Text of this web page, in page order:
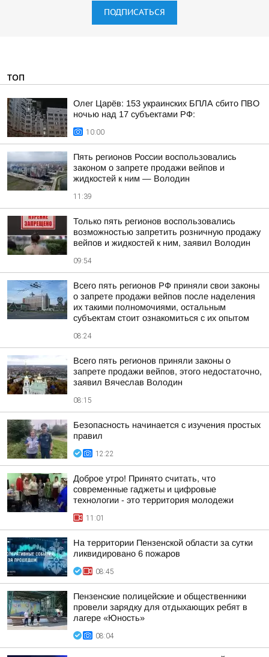
ПОДПИСАТЬСЯ
ТОП
Олег Царёв: 153 украинских БПЛА сбито ПВО
ночью над 17 субъектами РФ:
10:00
Пять регионов России воспользовались
законом о запрете продажи вейпов и
жидкостей к ним — Володин
11:39
Только пять регионов воспользовались
возможностью запретить розничную продажу
вейпов и жидкостей к ним, заявил Володин
09:54
Всего пять регионов РФ приняли свои законы
о запрете продажи вейпов после наделения
их такими полномочиями, остальным
субъектам стоит ознакомиться с их опытом
08:24
Всего пять регионов приняли законы о
запрете продажи вейпов, этого недостаточно,
заявил Вячеслав Володин
08:15
Безопасность начинается с изучения простых
правил
12:22
Доброе утро! Принято считать, что
современные гаджеты и цифровые
технологии - это территория молодежи
11:01
На территории Пензенской области за сутки
ликвидировано 6 пожаров
08:45
Пензенские полицейские и общественники
провели зарядку для отдыхающих ребят в
лагере «Юность»
08:04